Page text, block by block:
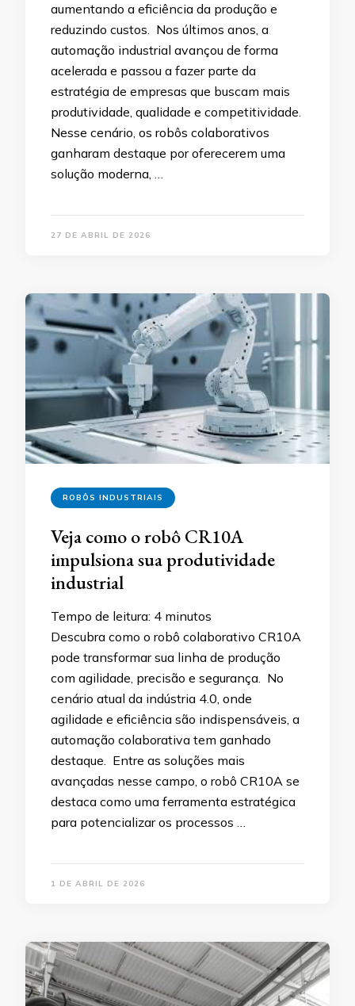
aumentando a eficiência da produção e
reduzindo custos. Nos últimos anos, a
automação industrial avançou de forma
acelerada e passou a fazer parte da
estratégia de empresas que buscam mais
produtividade, qualidade e competitividade.
Nesse cenário, os robôs colaborativos
ganharam destaque por oferecerem uma
solução moderna, …
27 DE ABRIL DE 2026
ROBÔS INDUSTRIAIS
Veja como o robô CR10A
impulsiona sua produtividade
industrial
Tempo de leitura: 4 minutos
Descubra como o robô colaborativo CR10A
pode transformar sua linha de produção
com agilidade, precisão e segurança. No
cenário atual da indústria 4.0, onde
agilidade e eficiência são indispensáveis, a
automação colaborativa tem ganhado
destaque. Entre as soluções mais
avançadas nesse campo, o robô CR10A se
destaca como uma ferramenta estratégica
para potencializar os processos …
1 DE ABRIL DE 2026